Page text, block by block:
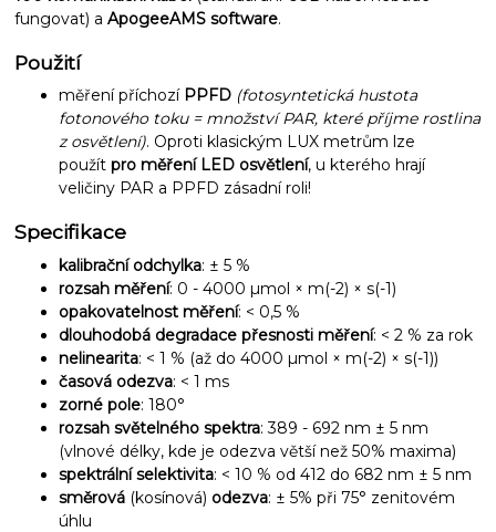
fungovat) aApogeeAMS software.
Použití
měření příchozí PPFD (fotosyntetická hustota
fotonového toku = množství PAR, které příjme rostlina
z osvětlení). Oproti klasickým LUX metrům lze
použítpro měření LED osvětlení, u kterého hrají
veličiny PAR a PPFD zásadní roli!
Specifikace
kalibrační odchylka: ± 5 %
rozsah měření: 0 - 4000 µmol × m(-2) × s(-1)
opakovatelnost měření: < 0,5 %
dlouhodobá degradace přesnosti měření: < 2 % za rok
nelinearita: < 1 % (až do 4000 µmol × m(-2) × s(-1))
časová odezva: < 1 ms
zorné pole: 180°
rozsah světelného spektra: 389 - 692 nm ± 5 nm
(vlnové délky, kde je odezva větší než 50% maxima)
spektrální selektivita: < 10 % od 412 do 682 nm ± 5 nm
směrová (kosínová) odezva: ± 5% při 75° zenitovém
úhlu